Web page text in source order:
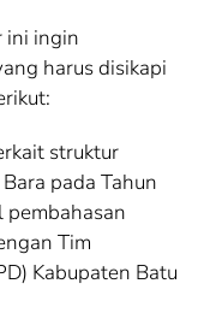
ini ingin
harus disikapi
struktur
pada Tahun
Tim
Kabupaten Batu